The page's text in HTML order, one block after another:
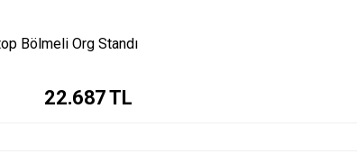
Bölmeli Org Standı
22.687TL